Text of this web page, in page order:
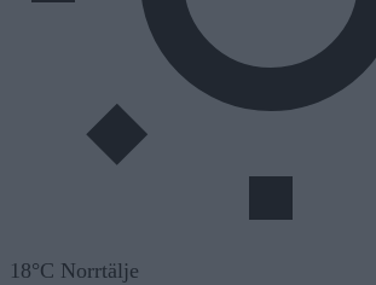
18°C Norrtälje